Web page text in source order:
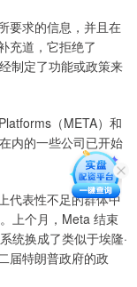
要求的信息，并且在
充道，它拒绝了
制定了功能或政策来
（META）和
内的一些公司已开始
代表性不足的群体中
上个月，Meta 结束
统换成了类似于埃隆·
届特朗普政府的政